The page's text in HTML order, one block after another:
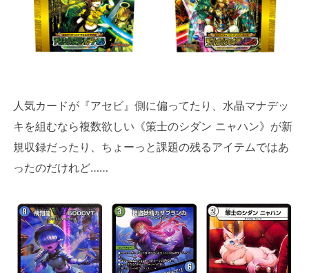
人気カードが『アセビ』側に偏ってたり、水晶マナデッ
キを組むなら複数欲しい《策士のシダン ニャハン》が新
規収録だったり、ちょーっと課題の残るアイテムではあ
ったのだけれど……